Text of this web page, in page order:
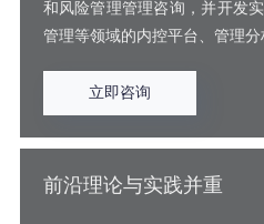
和风险管理管理咨询，并开发
管理等领域的内控平台、管理分
立即咨询
前沿理论与实践并重